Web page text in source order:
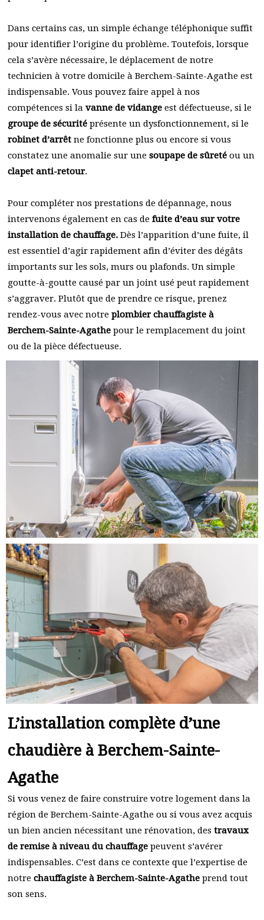
Dans certains cas, un simple échange téléphonique suffit
pour identifier l’origine du problème. Toutefois, lorsque
cela s’avère nécessaire, le déplacement de notre
technicien à votre domicile à Berchem-Sainte-Agathe est
indispensable. Vous pouvez faire appel à nos
compétences si la vanne de vidange est défectueuse, si le
groupe de sécurité présente un dysfonctionnement, si le
robinet d’arrêt ne fonctionne plus ou encore si vous
constatez une anomalie sur une soupape de sûreté ou un
clapet anti-retour.
Pour compléter nos prestations de dépannage, nous
intervenons également en cas de fuite d’eau sur votre
installation de chauffage. Dès l’apparition d’une fuite, il
est essentiel d’agir rapidement afin d’éviter des dégâts
importants sur les sols, murs ou plafonds. Un simple
goutte-à-goutte causé par un joint usé peut rapidement
s’aggraver. Plutôt que de prendre ce risque, prenez
rendez-vous avec notre plombier chauffagiste à
Berchem-Sainte-Agathe pour le remplacement du joint
ou de la pièce défectueuse.
L’installation complète d’une
chaudière à Berchem-Sainte-
Agathe
Si vous venez de faire construire votre logement dans la
région de Berchem-Sainte-Agathe ou si vous avez acquis
un bien ancien nécessitant une rénovation, des travaux
de remise à niveau du chauffage peuvent s’avérer
indispensables. C’est dans ce contexte que l’expertise de
notre chauffagiste à Berchem-Sainte-Agathe prend tout
son sens.